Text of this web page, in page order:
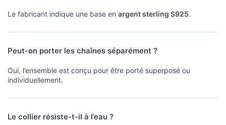
Le fabricant indique une base en argent sterling S925.
Peut-on porter les chaînes séparément ?
Oui, l’ensemble est conçu pour être porté superposé ou
individuellement.
Le collier résiste-t-il à l’eau ?